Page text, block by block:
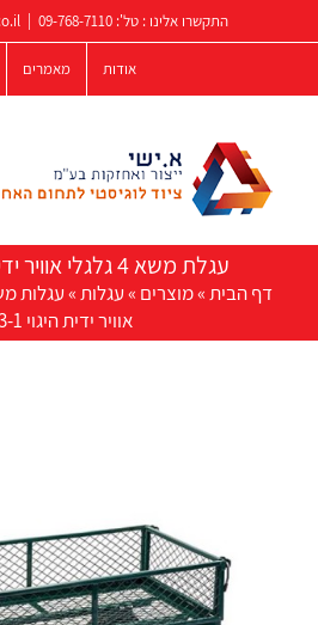
לתוכן
התקשרו אלינו : טל': 09-768-7110
אודות מאמרים
עגלת משא 4 גלגלי אוויר ידית היגוי Z113-1
דף הבית»מוצרים »עגלות»עגלות
אוויר ידית היגוי Z113-1